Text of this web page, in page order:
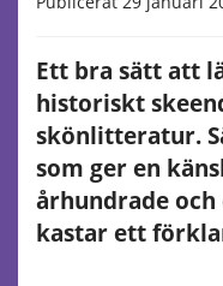
Ett bra sätt att
historiskt
skönlitteratur.
som ger en
århundrade
kastar ett